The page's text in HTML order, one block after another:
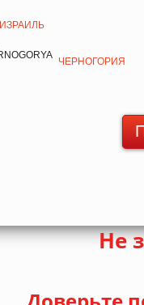
ИЗРАИЛЬ
ЧЕРНОГОРИЯ
Не